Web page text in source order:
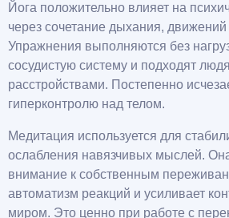
Йога положительно влияет на
через сочетание дыхания,
Упражнения выполняются без
сосудистую систему и подходят
расстройствами. Постепенно
гиперконтролю над телом.
Медитация используется для
ослабления навязчивых мыслей.
внимание к собственным
автоматизм реакций и усиливает
миром. Это ценно при работе с